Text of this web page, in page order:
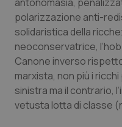
Vaccini
polarizzazione anti-
solidaristica della
neoconservatrice,
Canone inverso
marxista, non più i
sinistra ma il contrario,
vetusta lotta di classe